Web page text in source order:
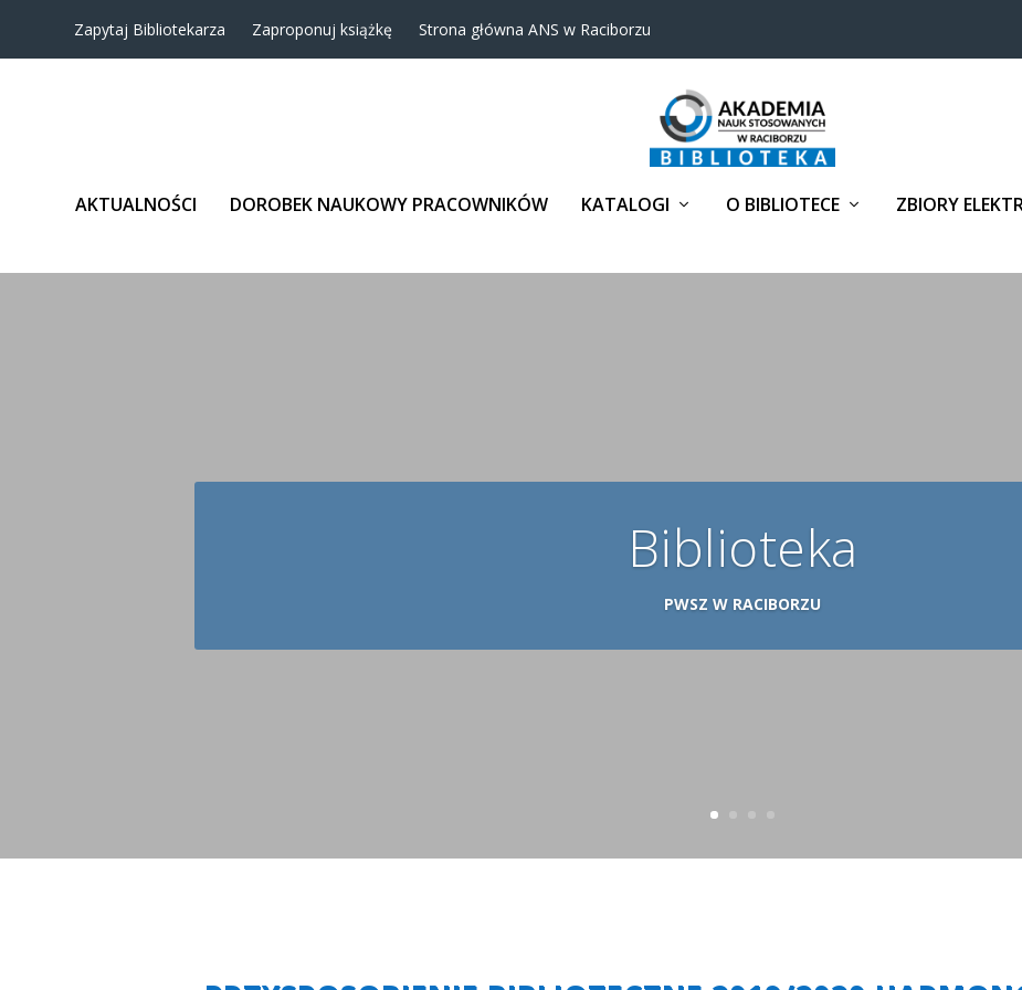
Zapytaj Bibliotekarza Zaproponuj książkę Strona główna ANS w Raciborzu
AKTUALNOŚCI DOROBEK NAUKOWY PRACOWNIKÓW KATALOGI O BIBLIOTECE ZBIORY
Biblioteka
PWSZ W RACIBORZU